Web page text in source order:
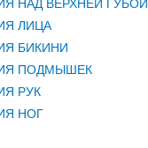
НАД ВЕРХНЕЙ ГУБОЙ
ЛИЦА
БИКИНИ
ПОДМЫШЕК
РУК
НОГ